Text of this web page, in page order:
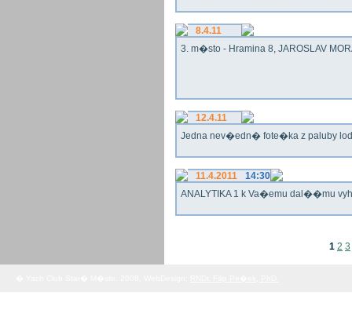
8.4.11
3. m�sto - Hramina 8, JAROSLAV
12.4.11
Jedna nev�edn� fote�ka z paluby
11.4.2011
14:30
ANALYTIKA 1 k Va�emu dal��mu
1 2 3